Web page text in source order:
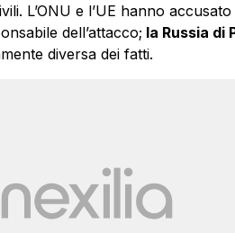
L’ONU e l’UE hanno
dell’attacco; la Russia di
diversa dei fatti.